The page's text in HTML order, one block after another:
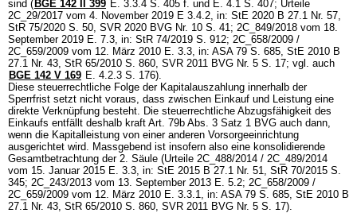
sind ( BGE 142 II 399 E. 3.3.4 S. 405 f. und E. 4.1 S. 407; Urteile
2C_29/2017 vom 4. November 2019 E 3.4.2, in: StE 2020 B 27.1 Nr. 57,
StR 75/2020 S. 50, SVR 2020 BVG Nr. 10 S. 41; 2C_849/2018 vom 18.
September 2019 E. 7.3, in: StR 74/2019 S. 912; 2C_658/2009 /
2C_659/2009 vom 12. März 2010 E. 3.3, in: ASA 79 S. 685, StE 2010 B
27.1 Nr. 43, StR 65/2010 S. 860, SVR 2011 BVG Nr. 5 S. 17; vgl. auch
BGE 142 V 169 E. 4.2.3 S. 176).
Diese steuerrechtliche Folge der Kapitalauszahlung innerhalb der
Sperrfrist setzt nicht voraus, dass zwischen Einkauf und Leistung eine
direkte Verknüpfung besteht. Die steuerrechtliche Abzugsfähigkeit des
Einkaufs entfällt deshalb kraft Art. 79b Abs. 3 Satz 1 BVG auch dann,
wenn die Kapitalleistung von einer anderen Vorsorgeeinrichtung
ausgerichtet wird. Massgebend ist insofern also eine konsolidierende
Gesamtbetrachtung der 2. Säule (Urteile 2C_488/2014 / 2C_489/2014
vom 15. Januar 2015 E. 3.3, in: StE 2015 B 27.1 Nr. 51, StR 70/2015 S.
345; 2C_243/2013 vom 13. September 2013 E. 5.2; 2C_658/2009 /
2C_659/2009 vom 12. März 2010 E. 3.3.1, in: ASA 79 S. 685, StE 2010 B
27.1 Nr. 43, StR 65/2010 S. 860, SVR 2011 BVG Nr. 5 S. 17).